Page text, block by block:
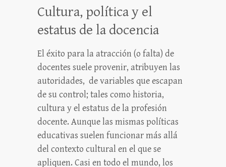
Cultura, política y el
estatus de la docencia
El éxito para la atracción (o falta) de
docentes suele provenir, atribuyen las
autoridades, de variables que escapan
de su control; tales como historia,
cultura y el estatus de la profesión
docente. Aunque las mismas políticas
educativas suelen funcionar más allá
del contexto cultural en el que se
apliquen. Casi en todo el mundo, los